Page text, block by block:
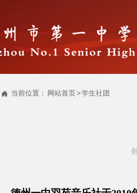
 当前位置： 网站首页>学生社团